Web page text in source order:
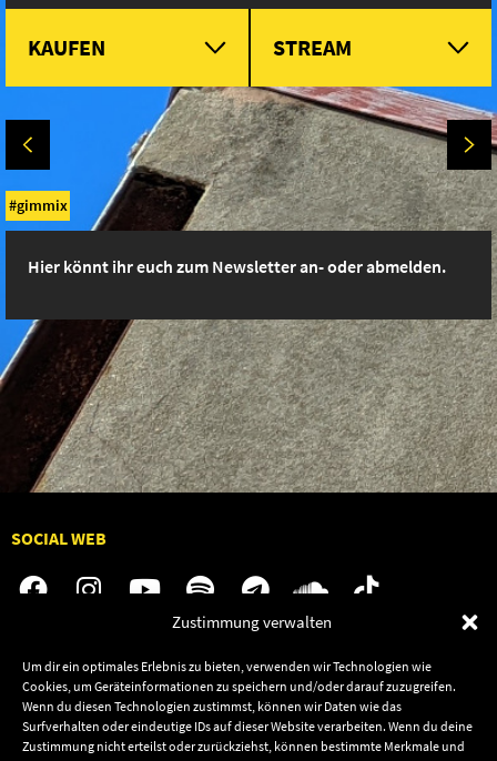
Zustimmung verwalten
Um dir ein optimales Erlebnis zu bieten, verwenden wir Technologien wie
Cookies, um Geräteinformationen zu speichern und/oder darauf zuzugreifen.
Wenn du diesen Technologien zustimmst, können wir Daten wie das
Surfverhalten oder eindeutige IDs auf dieser Website verarbeiten. Wenn du deine
Zustimmung nicht erteilst oder zurückziehst, können bestimmte Merkmale und
KAUFEN STREAM
gimmix
Hier könnt ihr euch zum Newsletter an- oder abmelden.
SOCIAL WEB
Audiolith
News
Artists
Jobs
Kontakt
Termine